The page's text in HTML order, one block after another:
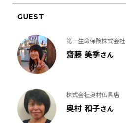
GUEST
第一生命保険株式会社
齋藤 美季さん
株式会社奥村仏具店
奥村 和子さん